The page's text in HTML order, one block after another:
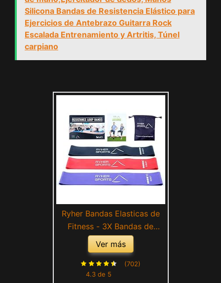
Silicona Bandas de Resistencia Elástico para
Ejercicios de Antebrazo Guitarra Rock
Escalada Entrenamiento y Artritis, Túnel
carpiano
Ryher Bandas Elasticas de
Fitness - 3X Bandas de
Resistencia - Gomas
Elasticas Extra Fuertes +
Bolsa - Set de 3 Cintas
Elásticas Musculacion,
Ver más
4.3 de 5
(702)